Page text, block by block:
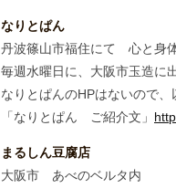
なりとぱん
丹波篠山市福住にて 心と身
毎週水曜日に、大阪市玉造に
なりとぱんのHPはないので、
「なりとぱん ご紹介文」
まるしん豆腐店
大阪市 あべのベルタ内